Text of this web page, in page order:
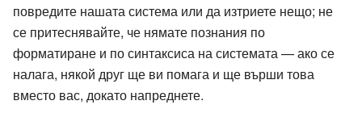
повредите нашата система или да изтриете нещо; не
се притеснявайте, че нямате познания по
форматиране и по синтаксиса на системата — ако се
налага, някой друг ще ви помага и ще върши това
вместо вас, докато напреднете.